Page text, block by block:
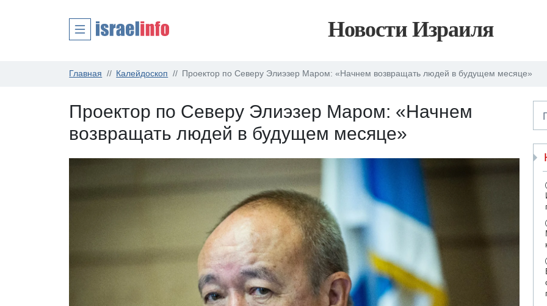
Новости Израиля
Главная Калейдоскоп Проектор по Северу Элиэзер Маром: «Начнем возвращать людей в будущем месяце»
Проектор по Северу Элиэзер Маром: «Начнем
возвращать людей в будущем месяце»